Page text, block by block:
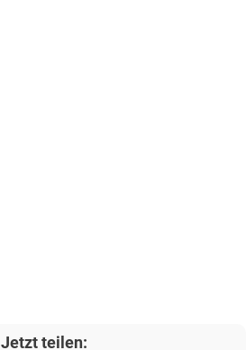
Jetzt teilen: